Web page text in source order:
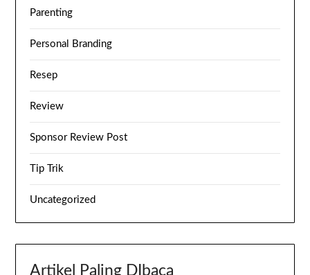
Parenting
Personal Branding
Resep
Review
Sponsor Review Post
Tip Trik
Uncategorized
Artikel Paling DIbaca